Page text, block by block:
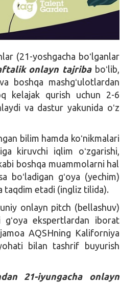
(21-yoshgacha boʻlganlar
onlayn tajribaboʻlib,
boshqa mashgʻulotlardan
kelajak qurish uchun 2-6
va dastur yakunida oʻz
bilim hamda koʻnikmalari
kiruvchi iqlim oʻzgarishi,
boshqa muammolarni hal
boʻladigan gʻoya (yechim)
taqdim etadi (ingliz tilida).
onlayn pitch (bellashuv)
ekspertlardan iborat
AQSHning Kaliforniya
bilan tashrif buyurish
21-iyungacha onlayn